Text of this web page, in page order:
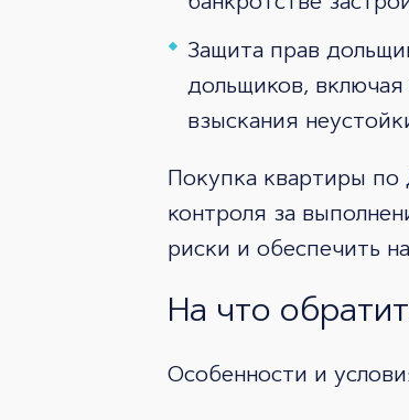
Защита прав
дольщиков,
взыскания
Покупка квартиры по
контроля за
риски и обеспечить
На что
Особенности и